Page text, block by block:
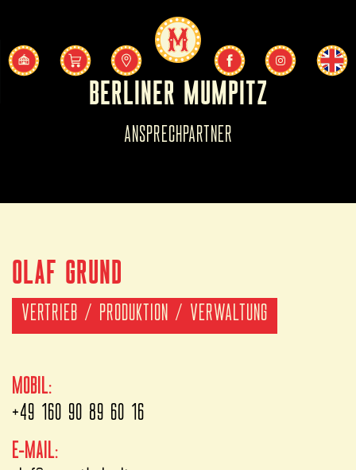
BERLINER MUMPITZ
ANSPRECHPARTNER
OLAF GRUND
VERTRIEB / PRODUKTION / VERWALTUNG
MOBIL:
+49 160 90 89 60 16
E-MAIL: